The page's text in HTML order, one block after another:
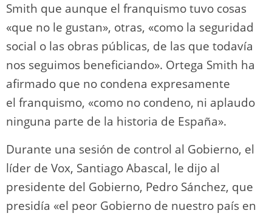
Smith que aunque el franquismo tuvo cosas
«que no le gustan», otras, «como la seguridad
social o las obras públicas, de las que todavía
nos seguimos beneficiando». Ortega Smith ha
afirmado que no condena expresamente
el franquismo, «como no condeno, ni aplaudo
ninguna parte de la historia de España».
Durante una sesión de control al Gobierno, el
líder de Vox, Santiago Abascal, le dijo al
presidente del Gobierno, Pedro Sánchez, que
presidía «el peor Gobierno de nuestro país en